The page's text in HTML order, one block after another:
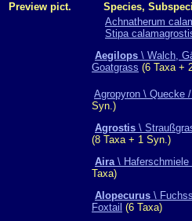
Preview pict.
Species,
Achnatherum
Stipa
Aegilops \ Walch,
Goatgrass (6 Taxa +
Agropyron \ Quecke
Syn.)
Agrostis \
(8 Taxa + 1 Syn.)
Aira\ Haferschmiele
Taxa)
Alopecurus \
Foxtail (6 Taxa)